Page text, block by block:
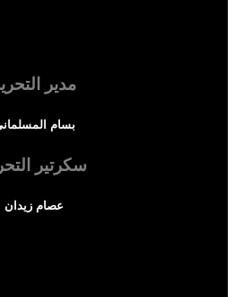
مدير
بسام
سكرتير
عصام زيدان